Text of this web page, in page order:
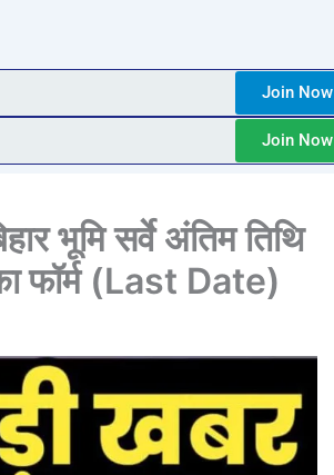
Join Now
Join Now
भूमि सर्वे अंतिम तिथि
फॉर्म (Last Date)